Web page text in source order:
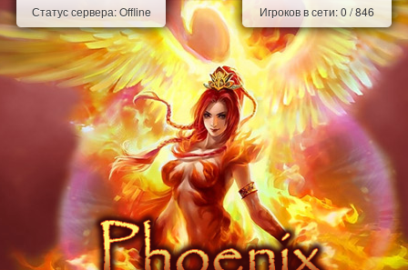
Статус сервера:Offline Игроков в сети:0 /846